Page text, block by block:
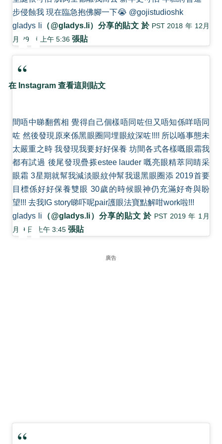
步侵蝕我 現在臨急抱佛腳一下😭 @gojistudioshk
gladys li （@gladys.li）分享的貼文 於 PST 2018 年 12月
月 29 日 上午 5:36 張貼
在 Instagram 查看這則貼文
間唔中睇翻舊相 覺得自己個樣唔同咗但又唔知係咩唔同
咗 然後發現原來係黑眼圈同埋眼紋深咗!!!! 所以喺事態未
太嚴重之時 我發現我要好好保養 坊間各式各樣嘅眼霜我
都有試過 後尾發現疊搽estee lauder 嘅亮眼精萃同睛采
眼霜 3星期就幫我減淡眼紋仲幫我退黑眼圈添 2019首要
目標係好好保養雙眼 30歲的時候眼神仍充滿好奇與盼
望!!! 去我IG story睇吓呢pair護眼法寶點解咁work啦!!!
gladys li （@gladys.li）分享的貼文 於 PST 2019 年 1月
月 9 日 上午 3:45 張貼
廣告